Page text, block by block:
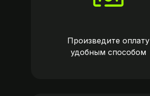
Произведите оплату
удобным способом